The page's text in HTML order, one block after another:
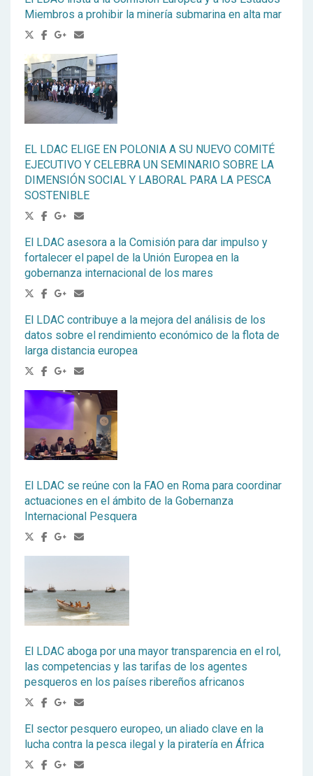
Miembros a prohibir la minería submarina en alta mar
EL LDAC ELIGE EN POLONIA A SU NUEVO COMITÉ
EJECUTIVO Y CELEBRA UN SEMINARIO SOBRE LA
DIMENSIÓN SOCIAL Y LABORAL PARA LA PESCA
SOSTENIBLE
El LDAC asesora a la Comisión para dar impulso y
fortalecer el papel de la Unión Europea en la
gobernanza internacional de los mares
El LDAC contribuye a la mejora del análisis de los
datos sobre el rendimiento económico de la flota de
larga distancia europea
El LDAC se reúne con la FAO en Roma para coordinar
actuaciones en el ámbito de la Gobernanza
Internacional Pesquera
El LDAC aboga por una mayor transparencia en el rol,
las competencias y las tarifas de los agentes
pesqueros en los países ribereños africanos
El sector pesquero europeo, un aliado clave en la
lucha contra la pesca ilegal y la piratería en África